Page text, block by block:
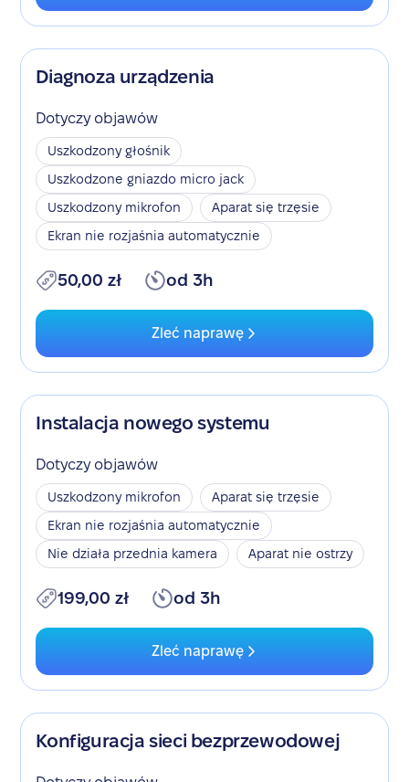
Diagnoza urządzenia
Dotyczy objawów
Uszkodzony głośnik
Uszkodzone gniazdo micro jack
Uszkodzony mikrofon
Aparat się trzęsie
Ekran nie rozjaśnia automatycznie
50,00 zł od 3h
Zleć naprawę
Instalacja nowego systemu
Dotyczy objawów
Uszkodzony mikrofon
Aparat się trzęsie
Ekran nie rozjaśnia automatycznie
Nie działa przednia kamera
Aparat nie ostrzy
199,00 zł od 3h
Zleć naprawę
Konfiguracja sieci bezprzewodowej